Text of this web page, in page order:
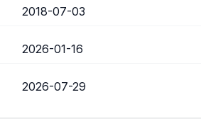
2018-07-03
2026-01-16
2026-07-29